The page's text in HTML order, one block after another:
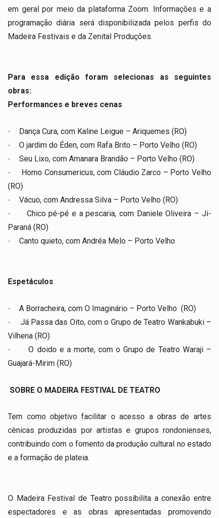
em geral por meio da plataforma Zoom. Informações e a
programação diária será disponibilizada pelos perfis do
Madeira Festivais e da Zenital Produções.
Para essa edição foram selecionas as seguintes
obras:
Performances e breves cenas
· Dança Cura, com Kaline Leigue – Ariquemes (RO)
· O jardim do Éden, com Rafa Brito – Porto Velho (RO)
· Seu Lixo, com Amanara Brandão – Porto Velho (RO)
·
Homo Consumericus, com Cláudio Zarco – Porto Velho
(RO)
· Vácuo, com Andressa Silva – Porto Velho (RO)
·
Chico pé-pé e a pescaria, com Daniele Oliveira – Ji-
Paraná (RO)
· Canto quieto, com Andréa Melo – Porto Velho
Espetáculos
· A Borracheira, com O Imaginário – Porto Velho (RO)
·
Já Passa das Oito, com o Grupo de Teatro Wankabuki –
Vilhena (RO)
·
O doido e a morte, com o Grupo de Teatro Waraji –
Guajará-Mirim (RO)
SOBRE O MADEIRA FESTIVAL DE TEATRO
Tem como objetivo facilitar o acesso a obras de artes
cênicas produzidas por artistas e grupos rondonienses,
contribuindo com o fomento da produção cultural no estado
e a formação de plateia.
O Madeira Festival de Teatro possibilita a conexão entre
espectadores e as obras apresentadas promovendo